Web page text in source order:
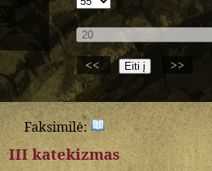
<<
>>
Faksimilė:
III katekizmas